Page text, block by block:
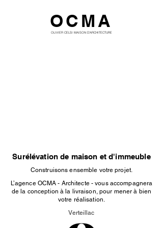
OCMA
OLIVIER CELSI MAISON D'ARCHITECTURE
Surélévation de maison et d'immeuble
Construisons ensemble votre projet.
L’agence OCMA - Architecte - vous accompagnera
de la conception à la livraison, pour mener à bien
votre réalisation.
Verteillac